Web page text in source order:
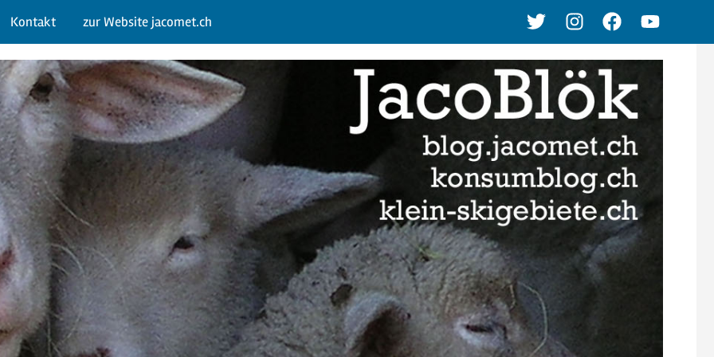
TwitterInstagramFacebookYoutube
Kontakt zur Website jacomet.ch